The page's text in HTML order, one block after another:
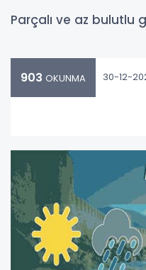
Parçalı ve az bulutlu
903 OKUNMA 30-12-